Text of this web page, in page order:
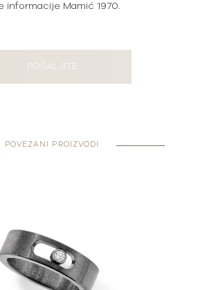
informacije Mamić 1970.
POŠALJITE
POVEZANI PROIZVODI